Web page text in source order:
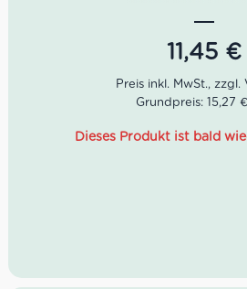
Farbe: Strohgelb.
Geruch: Tropische- und
Geschmack: Würzig, frisch
Idealer Versandkarton: 21 Flaschen
11,45 €
Grundpreis: 15,27
Dieses Produkt ist bald